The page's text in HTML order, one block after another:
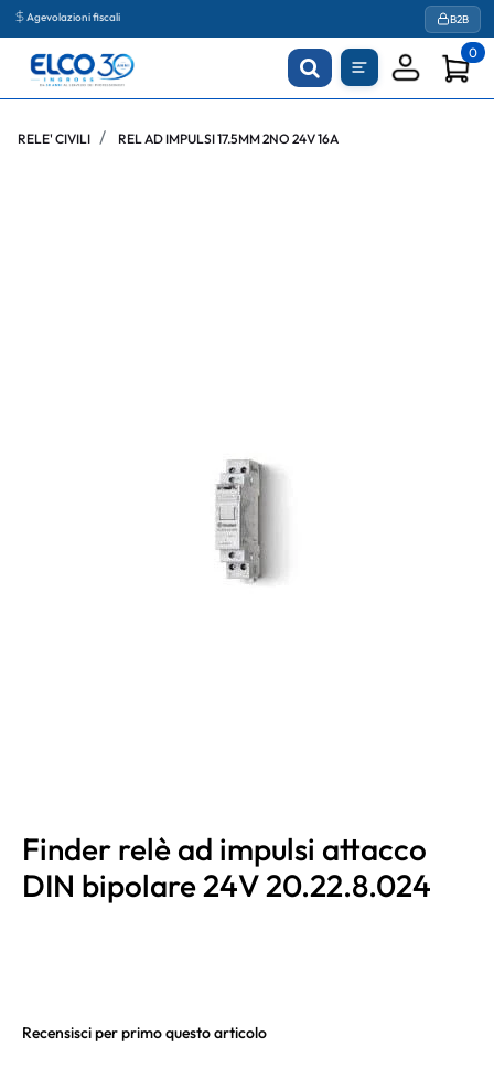
Agevolazioni fiscali B2B
0
RELE' CIVILI REL AD IMPULSI 17.5MM 2NO 24V 16A
Finder relè ad impulsi attacco
DIN bipolare 24V 20.22.8.024
Recensisci per primo questo articolo